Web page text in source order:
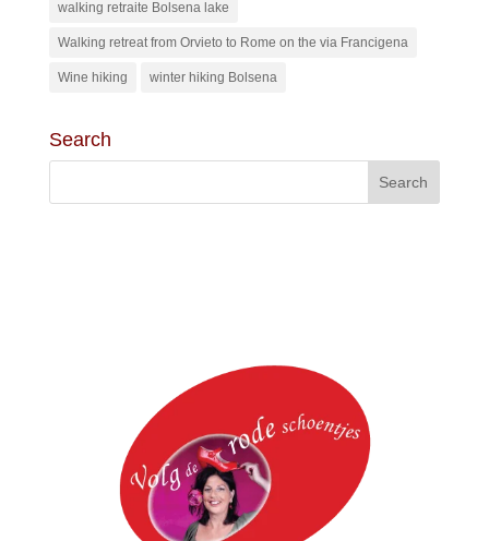
walking retraite Bolsena lake
Walking retreat from Orvieto to Rome on the via Francigena
Wine hiking winter hiking Bolsena
Search